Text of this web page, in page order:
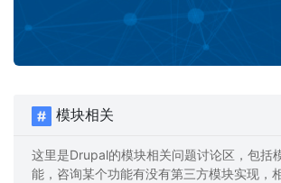
模块相关
这里是Drupal的模块相关问题讨论区，包括
能，咨询某个功能有没有第三方模块实现，